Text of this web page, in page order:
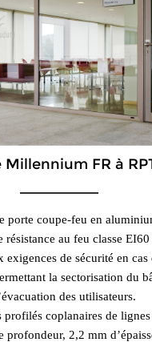
Millennium FR à
porte coupe-feu en
résistance au feu classe
exigences de sécurité en cas
la sectorisation du
des utilisateurs.
profilés coplanaires de
profondeur, 2,2 mm